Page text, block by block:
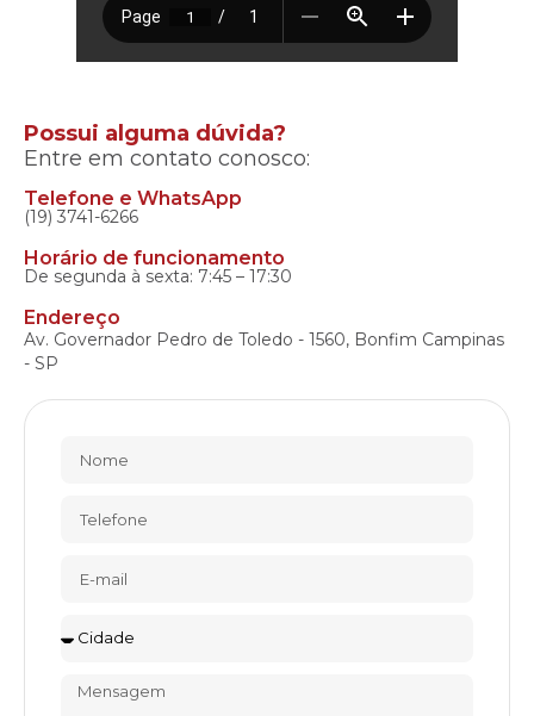
Possui alguma dúvida?
Entre em contato conosco:
Telefone e WhatsApp
(19) 3741-6266
Horário de funcionamento
De segunda à sexta: 7:45 – 17:30
Endereço
Av. Governador Pedro de Toledo - 1560, Bonfim Campinas
- SP